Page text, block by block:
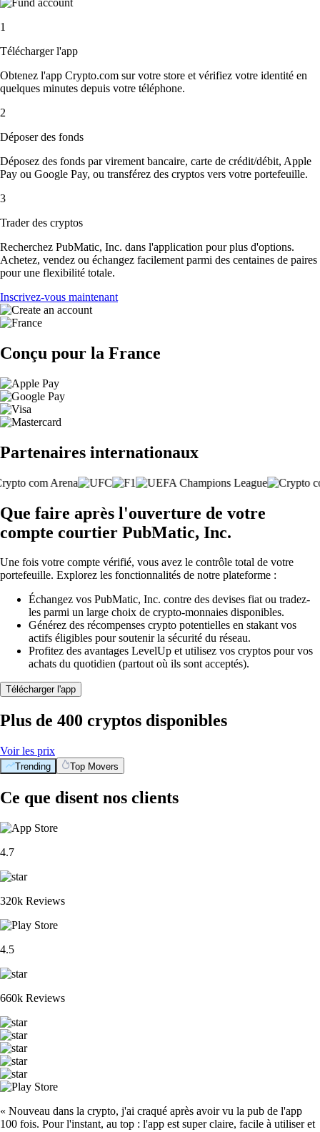
1
Télécharger l'app
Obtenez l'app Crypto.com sur votre store et vérifiez votre identité en
quelques minutes depuis votre téléphone.
2
Déposer des fonds
Déposez des fonds par virement bancaire, carte de crédit/débit, Apple
Pay ou Google Pay, ou transférez des cryptos vers votre portefeuille.
3
Trader des cryptos
Recherchez PubMatic, Inc. dans l'application pour plus d'options.
Achetez, vendez ou échangez facilement parmi des centaines de paires
pour une flexibilité totale.
Inscrivez-vous maintenant
Conçu pour la France
Partenaires internationaux
Que faire après l'ouverture de votre
compte courtier PubMatic, Inc.
Une fois votre compte vérifié, vous avez le contrôle total de votre
portefeuille. Explorez les fonctionnalités de notre plateforme :
Échangez vos PubMatic, Inc. contre des devises fiat ou tradez-
les parmi un large choix de crypto-monnaies disponibles.
Générez des récompenses crypto potentielles en stakant vos
actifs éligibles pour soutenir la sécurité du réseau.
Profitez des avantages LevelUp et utilisez vos cryptos pour vos
achats du quotidien (partout où ils sont acceptés).
Télécharger l'app
Plus de 400 cryptos disponibles
Voir les prix
Trending Top Movers
Ce que disent nos clients
4.7
320k Reviews
4.5
660k Reviews
« Nouveau dans la crypto, j'ai craqué après avoir vu la pub de l'app
100 fois. Pour l'instant, au top : l'app est super claire, facile à utiliser et